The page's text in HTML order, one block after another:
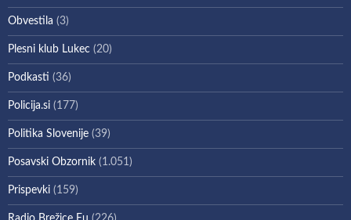
Obvestila (3)
Plesni klub Lukec (20)
Podkasti (36)
Policija.si (177)
Politika Slovenije (39)
Posavski Obzornik (1.051)
Prispevki (159)